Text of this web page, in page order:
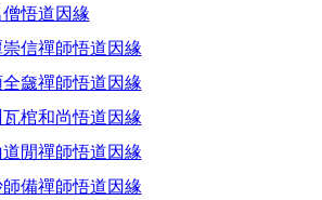
悟道因緣
信禪師悟道因緣
奯禪師悟道因緣
瓦棺和尚悟道因緣
閒禪師悟道因緣
備禪師悟道因緣